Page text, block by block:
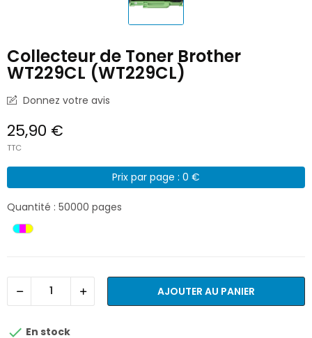
Collecteur de Toner Brother
WT229CL (WT229CL)
Donnez votre avis
25,90 €
TTC
Prix par page : 0 €
Quantité : 50000 pages
AJOUTER AU PANIER
 En stock